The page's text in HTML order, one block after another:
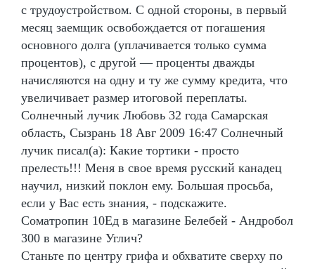
с трудоустройством. С одной стороны, в первый
месяц заемщик освобождается от погашения
основного долга (уплачивается только сумма
процентов), с другой — проценты дважды
начисляются на одну и ту же сумму кредита, что
увеличивает размер итоговой переплаты.
Солнечный лучик Любовь 32 года Самарская
область, Сызрань 18 Авг 2009 16:47 Солнечный
лучик писал(а): Какие тортики - просто
прелесть!!! Меня в свое время русский канадец
научил, низкий поклон ему. Большая просьба,
если у Вас есть знания, - подскажите.
Cоматропин 10Ед в магазине Белебей - Андробол
300 в магазине Углич?
Станьте по центру грифа и обхватите сверху по